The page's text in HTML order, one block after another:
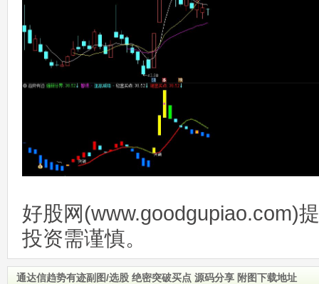
好股网(www.goodgupiao.com)
投资需谨慎。
通达信趋势有迹副图/选股 绝密突破买点 源码分享 附图下载地址